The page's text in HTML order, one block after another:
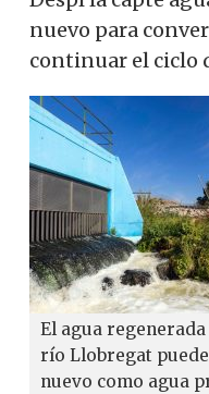
nuevo para
continuar el ciclo
El agua
río Llobregat
nuevo como agua